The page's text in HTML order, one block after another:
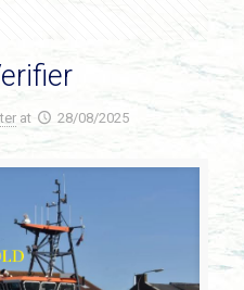
at 28/08/2025